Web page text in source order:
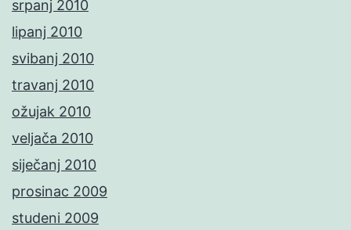
srpanj 2010
lipanj 2010
svibanj 2010
travanj 2010
ožujak 2010
veljača 2010
siječanj 2010
prosinac 2009
studeni 2009